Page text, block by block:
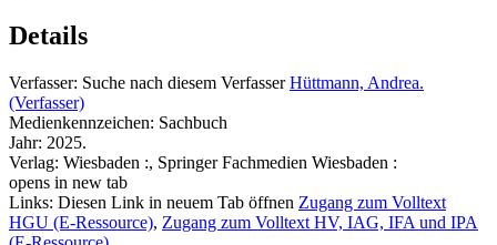
Details
Verfasser: Suche nach diesem Verfasser Hüttmann, Andrea.
(Verfasser)
Medienkennzeichen: Sachbuch
Jahr: 2025.
Verlag: Wiesbaden :, Springer Fachmedien Wiesbaden :
opens in new tab
Links: Diesen Link in neuem Tab öffnen Zugang zum Volltext
HGU (E-Ressource), Zugang zum Volltext HV, IAG, IFA und IPA